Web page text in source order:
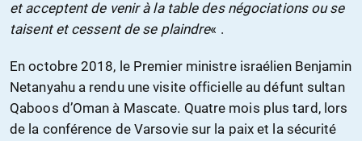
et acceptent de venir à la table des négociations ou se
taisent et cessent de se plaindre« .
En octobre 2018, le Premier ministre israélien Benjamin
Netanyahu a rendu une visite officielle au défunt sultan
Qaboos d’Oman à Mascate. Quatre mois plus tard, lors
de la conférence de Varsovie sur la paix et la sécurité